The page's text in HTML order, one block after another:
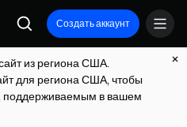
Создать аккаунт
из региона США.
для региона США, чтобы
поддерживаемым в вашем